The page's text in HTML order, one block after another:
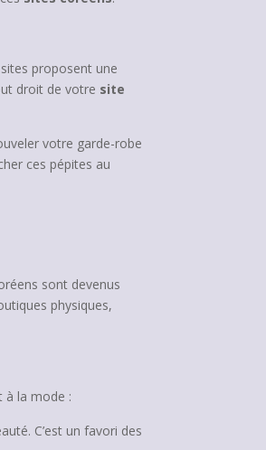
proposent une
droit de votre site
votre garde-robe
ces pépites au
sont devenus
physiques,
à la mode :
C’est un favori des